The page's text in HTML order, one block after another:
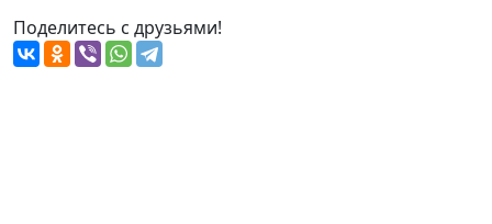
Поделитесь с друзьями!